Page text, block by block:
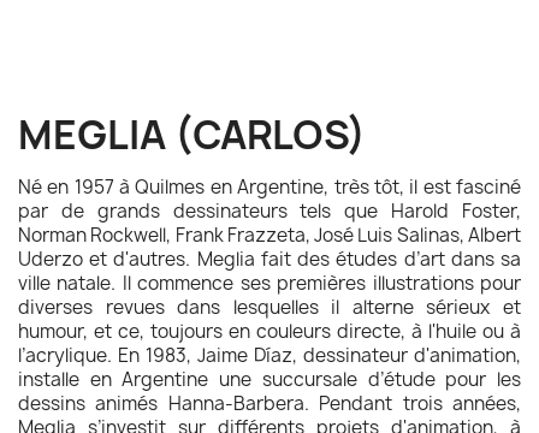
MEGLIA (CARLOS)
Né en 1957 à Quilmes en Argentine, très tôt, il est fasciné
par de grands dessinateurs tels que Harold Foster,
Norman Rockwell, Frank Frazzeta, José Luis Salinas, Albert
Uderzo et d'autres. Meglia fait des études d’art dans sa
ville natale. Il commence ses premières illustrations pour
diverses revues dans lesquelles il alterne sérieux et
humour, et ce, toujours en couleurs directe, à l'huile ou à
l’acrylique. En 1983, Jaime Díaz, dessinateur d'animation,
installe en Argentine une succursale d’étude pour les
dessins animés Hanna-Barbera. Pendant trois années,
Meglia s’investit sur différents projets d'animation, à